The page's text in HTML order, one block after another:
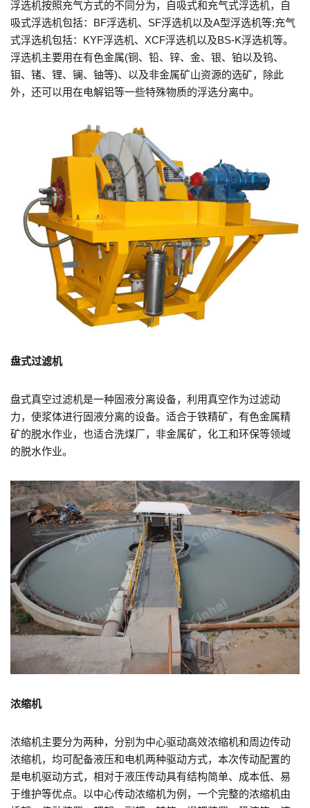
浮选机按照充气方式的不同分为，自吸式和充气式浮选机，自
吸式浮选机包括：BF浮选机、SF浮选机以及A型浮选机等;充气
式浮选机包括：KYF浮选机、XCF浮选机以及BS-K浮选机等。
浮选机主要用在有色金属(铜、铅、锌、金、银、铂以及钨、
钼、锗、锂、镧、铀等)、以及非金属矿山资源的选矿，除此
外，还可以用在电解铝等一些特殊物质的浮选分离中。
盘式过滤机
盘式真空过滤机是一种固液分离设备，利用真空作为过滤动
力，使浆体进行固液分离的设备。适合于铁精矿，有色金属精
矿的脱水作业，也适合洗煤厂，非金属矿，化工和环保等领域
的脱水作业。
浓缩机
浓缩机主要分为两种，分别为中心驱动高效浓缩机和周边传动
浓缩机，均可配备液压和电机两种驱动方式，本次传动配置的
是电机驱动方式，相对于液压传动具有结构简单、成本低、易
于维护等优点。以中心传动浓缩机为例，一个完整的浓缩机由